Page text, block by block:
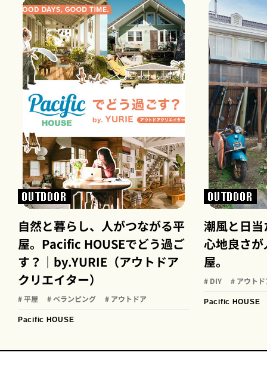
OUTDOOR
自然と暮らし、人がつながる平
屋。Pacific HOUSEでどう過ご
す？｜by.YURIE（アウトドア
クリエイター）
# 平屋 # ベランピング # アウトドア
Pacific HOUSE
OUTDOOR
潮風と日
心地良さ
屋。
# DIY # アウトド
Pacific HOUSE